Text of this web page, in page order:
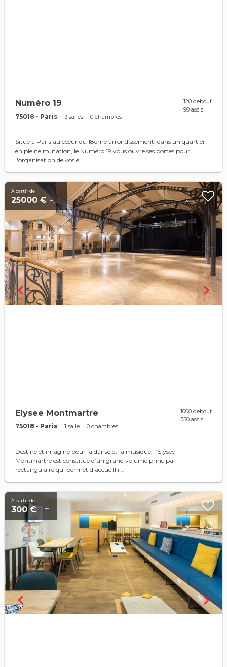
Numéro 19
75018 - Paris 3 salles 0 chambres
120 debout
90 assis
Situé à Paris au cœur du 18ème arrondissement, dans un quartier
en pleine mutation, le Numéro 19 vous ouvre ses portes pour
l'organisation de vos é...
À partir de
25000 € H.T
Elysee Montmartre
75018 - Paris 1 salle 0 chambres
1000 debout
350 assis
Destiné et imaginé pour la danse et la musique, l’Élysée
Montmartre est constitué d’un grand volume principal
rectangulaire qui permet d’accueillir...
À partir de
300 € H.T